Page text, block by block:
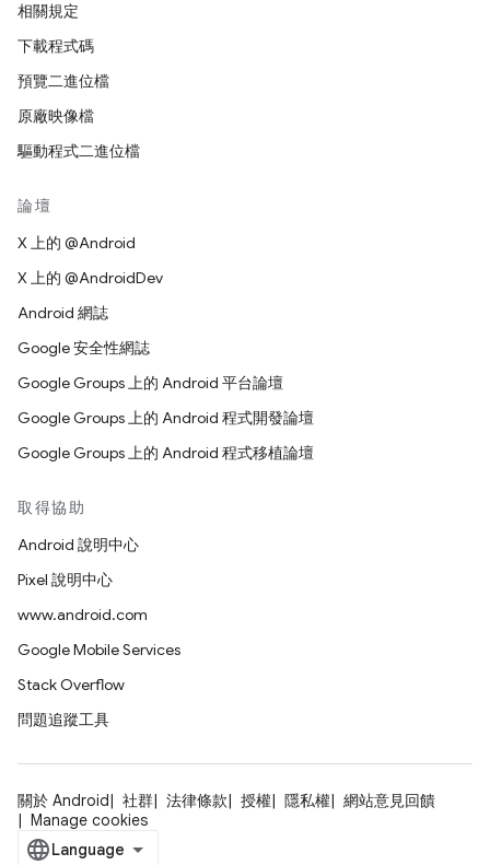
相關規定
下載程式碼
預覽二進位檔
原廠映像檔
驅動程式二進位檔
論壇
X 上的 @Android
X 上的 @AndroidDev
Android 網誌
Google 安全性網誌
Google Groups 上的 Android 平台論壇
Google Groups 上的 Android 程式開發論壇
Google Groups 上的 Android 程式移植論壇
取得協助
Android 說明中心
Pixel 說明中心
www.android.com
Google Mobile Services
Stack Overflow
問題追蹤工具
關於 Android 社群 法律條款 授權 隱私權
網站意見回饋
Manage cookies